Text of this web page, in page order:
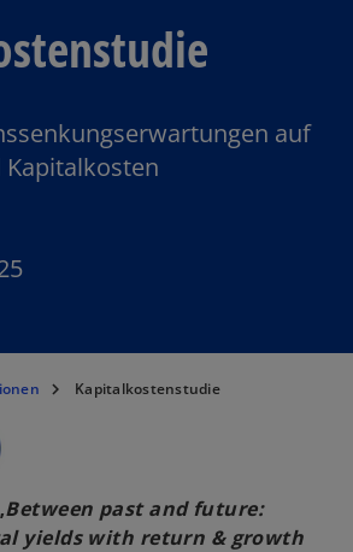
auf
Kapitalkostenstudie
Between past and future:
yields with return & growth